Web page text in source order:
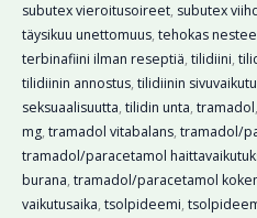
subutex vieroitusoireet, subutex
täysikuu unettomuus, tehokas
terbinafiini ilman reseptiä, tilidiini,
tilidiinin annostus, tilidiinin
seksuaalisuutta, tilidin unta, tramadol,
mg, tramadol vitabalans, tramadol/
tramadol/paracetamol
burana, tramadol/paracetamol
vaikutusaika, tsolpideemi,